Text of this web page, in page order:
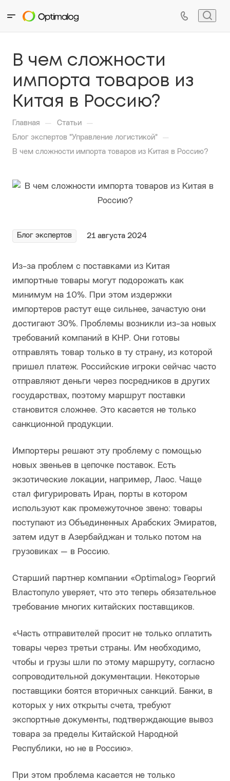
В чем сложности
импорта товаров из
Китая в Россию?
Главная — Статьи —
Блог экспертов "Управление логистикой" —
В чем сложности импорта товаров из Китая в Россию?
Блог экспертов 21 августа 2024
Из-за проблем с поставками из Китая
импортные товары могут подорожать как
минимум на 10%. При этом издержки
импортеров растут еще сильнее, зачастую они
достигают 30%. Проблемы возникли из-за новых
требований компаний в КНР. Они готовы
отправлять товар только в ту страну, из которой
пришел платеж. Российские игроки сейчас часто
отправляют деньги через посредников в других
государствах, поэтому маршрут поставки
становится сложнее. Это касается не только
санкционной продукции.
Импортеры решают эту проблему с помощью
новых звеньев в цепочке поставок. Есть
экзотические локации, например, Лаос. Чаще
стал фигурировать Иран, порты в котором
используют как промежуточное звено: товары
поступают из Объединенных Арабских Эмиратов,
затем идут в Азербайджан и только потом на
грузовиках — в Россию.
Старший партнер компании «Optimalog» Георгий
Властопуло уверяет, что это теперь обязательное
требование многих китайских поставщиков.
«Часть отправителей просит не только оплатить
товары через третьи страны. Им необходимо,
чтобы и грузы шли по этому маршруту, согласно
сопроводительной документации. Некоторые
поставщики боятся вторичных санкций. Банки, в
которых у них открыты счета, требуют
экспортные документы, подтверждающие вывоз
товара за пределы Китайской Народной
Республики, но не в Россию».
При этом проблема касается не только